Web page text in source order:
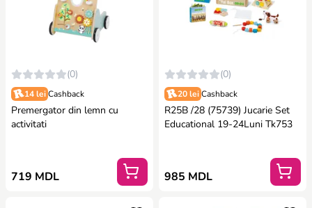
(0)
14 lei Cashback
Premergator din lemn cu
activitati
719 MDL
(0)
20 lei Cashback
R25B /28 (75739) Jucarie Set
Educational 19-24Luni Tk753
985 MDL